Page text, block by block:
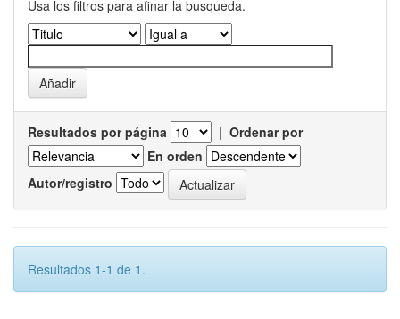
Usa los filtros para afinar la busqueda.
Resultados por página | Ordenar por
En orden
Autor/registro
Resultados 1-1 de 1.